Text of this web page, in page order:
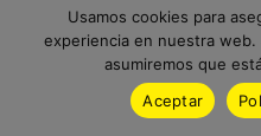
Usamos cookies para
experiencia en nuestra web.
asumiremos que
Aceptar